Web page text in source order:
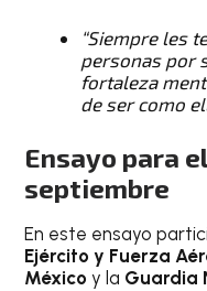
“Siempre les
personas por
fortaleza
de ser como
Ensayo para
septiembre
En este ensayo
Ejército y Fuerza
México y la Guardia